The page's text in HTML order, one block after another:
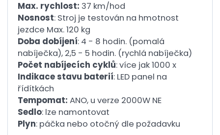
Max. rychlost: 37 km/hod
Nosnost: Stroj je testován na hmotnost
jezdce Max.120 kg
Doba dobíjení: 4 - 8 hodin. (pomalá
nabíječka), 2,5 - 5 hodin. (rychlá nabíječka)
Počet nabíjecích cyklů: více jak 1000 x
Indikace stavu baterií: LED panel na
řídítkách
Tempomat: ANO, u verze 2000W NE
Sedlo: lze namontovat
Plyn: páčka nebo otočný dle požadavku